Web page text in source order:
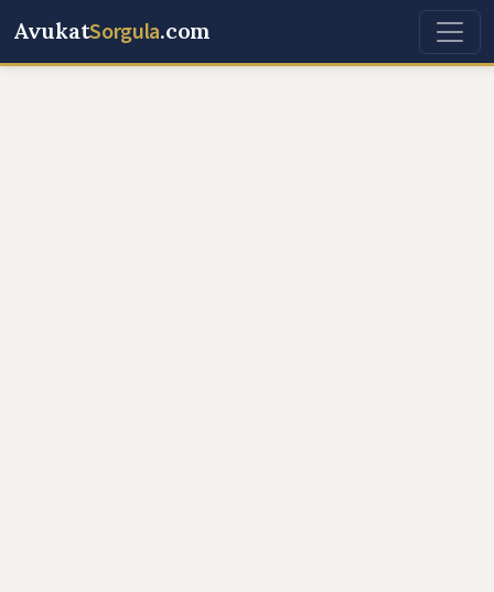
AvukatSorgula.com